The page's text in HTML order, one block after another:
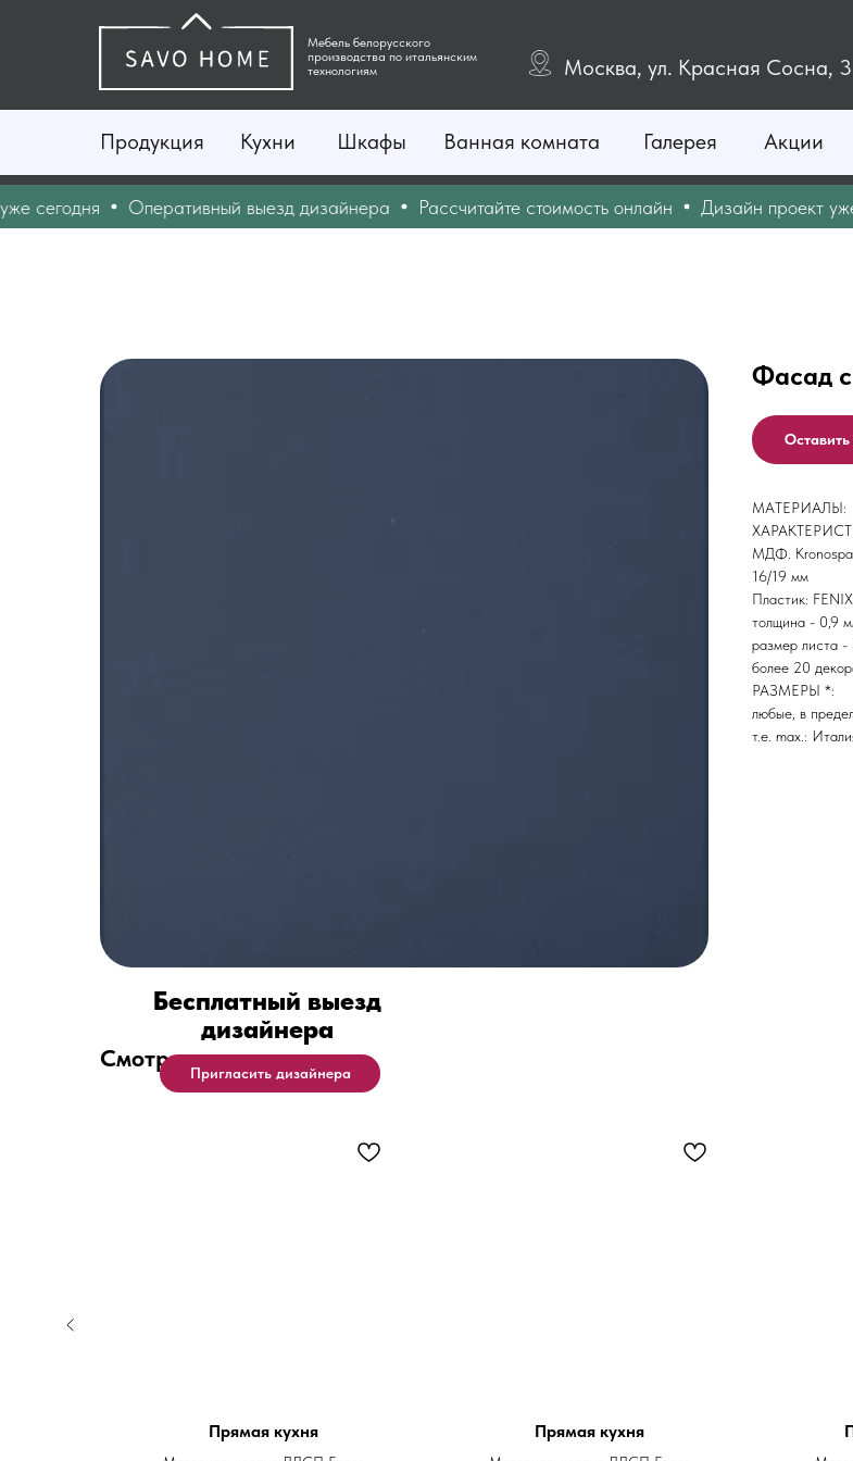
Мебель белорусского
производства по итальянским
технологиям
Галерея
Москва, ул. Красная Сосна, 3
Ванная комната
Продукция Шкафы
Кухни Акции
Оперативный выезд дизайнера Рассчитайте стоимость онлайн Дизайн проект уже
Фасад с
Оставить
МАТЕРИАЛЫ:
МДФ.
16/19 мм
Пластик:
толщина - 0,9
размер листа
более 20
РАЗМЕРЫ *:
любые, в
т.е. max.:
Смотрите также
Прямая кухня Прямая кухня
Бесплатный выезд
дизайнера
Пригласить дизайнера